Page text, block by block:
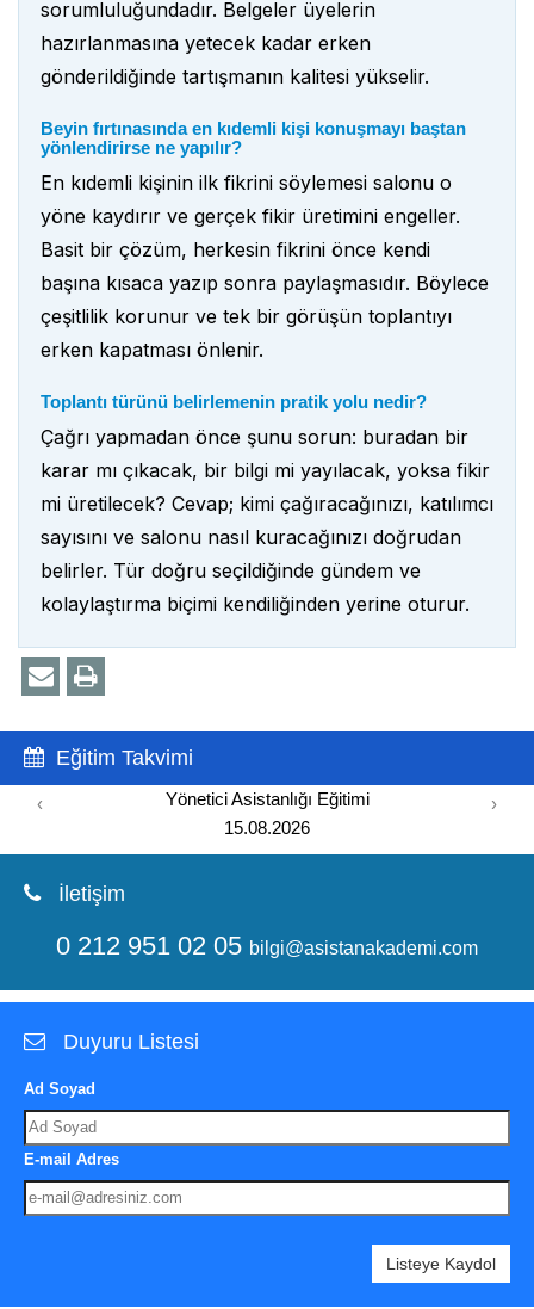
sorumluluğundadır. Belgeler üyelerin
hazırlanmasına yetecek kadar erken
gönderildiğinde tartışmanın kalitesi yükselir.
Beyin fırtınasında en kıdemli kişi konuşmayı baştan
yönlendirirse ne yapılır?
En kıdemli kişinin ilk fikrini söylemesi salonu o
yöne kaydırır ve gerçek fikir üretimini engeller.
Basit bir çözüm, herkesin fikrini önce kendi
başına kısaca yazıp sonra paylaşmasıdır. Böylece
çeşitlilik korunur ve tek bir görüşün toplantıyı
erken kapatması önlenir.
Toplantı türünü belirlemenin pratik yolu nedir?
Çağrı yapmadan önce şunu sorun: buradan bir
karar mı çıkacak, bir bilgi mi yayılacak, yoksa fikir
mi üretilecek? Cevap; kimi çağıracağınızı, katılımcı
sayısını ve salonu nasıl kuracağınızı doğrudan
belirler. Tür doğru seçildiğinde gündem ve
kolaylaştırma biçimi kendiliğinden yerine oturur.
Eğitim Takvimi
Yönetici Asistanlığı Eğitimi
15.08.2026
‹ ›
İletişim
0 212 951 02 05 bilgi@asistanakademi.com
Duyuru Listesi
Ad Soyad
E-mail Adres
Listeye Kaydol